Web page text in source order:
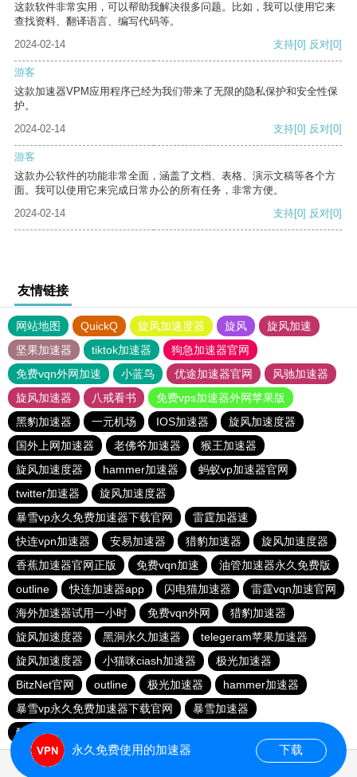
这款软件非常实用，可以帮助我解决很多问题。比如，我可以使用它来
查找资料、翻译语言、编写代码等。
2024-02-14
支持[0] 反对[0]
游客
这款加速器VPM应用程序已经为我们带来了无限的隐私保护和安全性保
护。
2024-02-14
支持[0] 反对[0]
游客
这款办公软件的功能非常全面，涵盖了文档、表格、演示文稿等各个方
面。我可以使用它来完成日常办公的所有任务，非常方便。
2024-02-14
支持[0] 反对[0]
友情链接
网站地图 QuickQ 旋风加速度器 旋风
旋风加速
坚果加速器
tiktok加速器
狗急加速器官网
免费vqn外网加速
小蓝鸟 优途加速器官网
风驰加速器
旋风加速器
八戒看书
免费vps加速器外网苹果版
黑豹加速器
一元机场 IOS加速器
旋风加速度器
国外上网加速器
老佛爷加速器
猴王加速器
旋风加速度器
hammer加速器
蚂蚁vp加速器官网
twitter加速器
旋风加速度器
暴雪vp永久免费加速器下载官网
雷霆加器速
快连vρn加速器
安易加速器 猎豹加速器
旋风加速度器
香蕉加速器官网正版
免费vqn加速
油管加速器永久免费版
outline
快连加速器app 闪电猫加速器
雷霆vqn加速官网
海外加速器试用一小时
免费vqn外网
猎豹加速器
旋风加速度器
黑洞永久加速器
telegeram苹果加速器
旋风加速度器
小猫咪ciash加速器
极光加速器
BitzNet官网
outline 极光加速器
hammer加速器
暴雪vp永久免费加速器下载官网
暴雪加速器
酷通加速器官网
永久免费使用的加速器 下载